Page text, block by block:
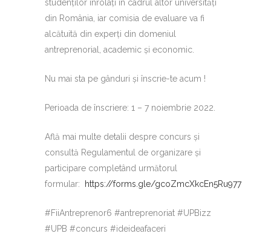
studenților înrolați în cadrul altor universități
din România, iar comisia de evaluare va fi
alcătuită din experți din domeniul
antreprenorial, academic și economic.
Nu mai sta pe gânduri și înscrie-te acum !
Perioada de înscriere: 1 – 7 noiembrie 2022.
Află mai multe detalii despre concurs și
consultă Regulamentul de organizare și
participare completând următorul
formular:
https://forms.gle/gcoZmcXkcEn5Ru977
#FiiAntreprenor6 #antreprenoriat #UPBizz
#UPB #concurs #ideideafaceri